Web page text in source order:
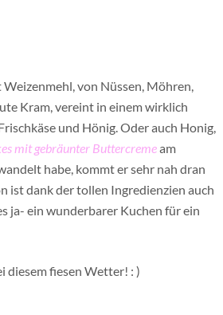
von Nüssen, Möhren,
Kram, vereint in einem wirklich
und Hönig. Oder auch Honig,
mit gebräunter Buttercremeam
habe, kommt er sehr nah dran
ist dank der tollen Ingredienzien auch
ja- ein wunderbarer Kuchen für ein
diesem fiesen Wetter! : )